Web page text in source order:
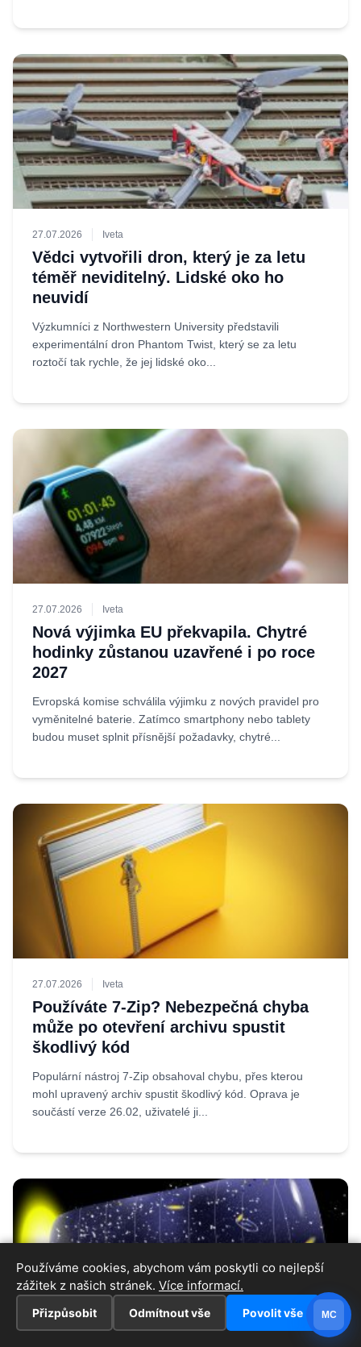
27.07.2026 Iveta
Vědci vytvořili dron, který je za letu
téměř neviditelný. Lidské oko ho
neuvidí
Výzkumníci z Northwestern University představili
experimentální dron Phantom Twist, který se za letu
roztočí tak rychle, že jej lidské oko...
27.07.2026 Iveta
Nová výjimka EU překvapila. Chytré
hodinky zůstanou uzavřené i po roce
2027
Evropská komise schválila výjimku z nových pravidel pro
vyměnitelné baterie. Zatímco smartphony nebo tablety
budou muset splnit přísnější požadavky, chytré...
27.07.2026 Iveta
Používáte 7-Zip? Nebezpečná chyba
může po otevření archivu spustit
škodlivý kód
Populární nástroj 7-Zip obsahoval chybu, přes kterou
mohl upravený archiv spustit škodlivý kód. Oprava je
součástí verze 26.02, uživatelé ji...
Používáme cookies, abychom vám poskytli co nejlepší
zážitek z našich stránek. Více informací.
Přizpůsobit Odmítnout vše Povolit vše MC